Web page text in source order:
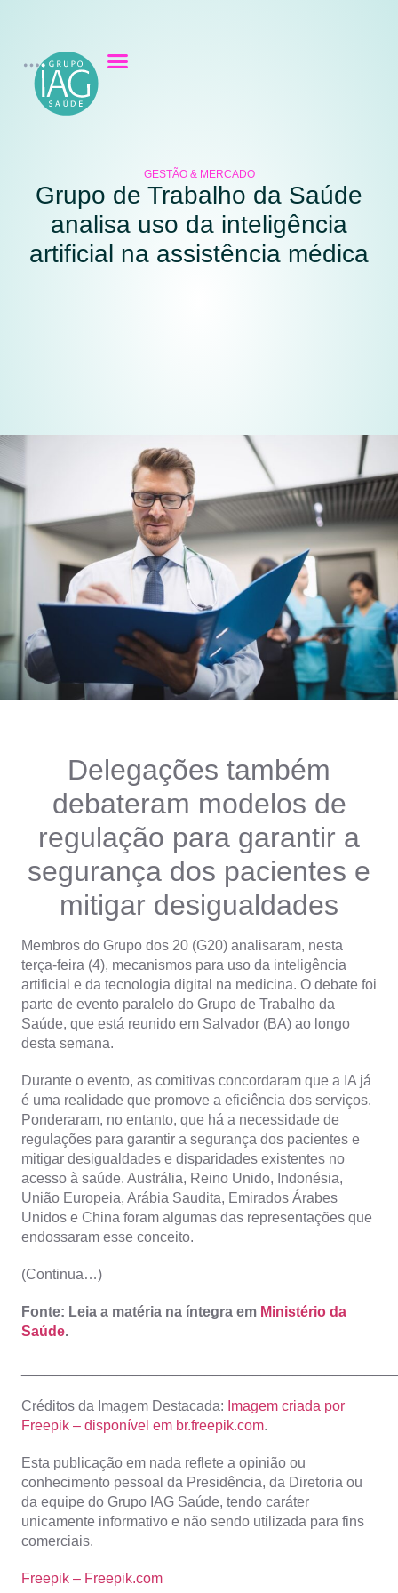
GESTÃO & MERCADO
Grupo de Trabalho da Saúde
analisa uso da inteligência
artificial na assistência médica
Delegações também
debateram modelos de
regulação para garantir a
segurança dos pacientes e
mitigar desigualdades
Membros do Grupo dos 20 (G20) analisaram, nesta
terça-feira (4), mecanismos para uso da inteligência
artificial e da tecnologia digital na medicina. O debate foi
parte de evento paralelo do Grupo de Trabalho da
Saúde, que está reunido em Salvador (BA) ao longo
desta semana.
Durante o evento, as comitivas concordaram que a IA já
é uma realidade que promove a eficiência dos serviços.
Ponderaram, no entanto, que há a necessidade de
regulações para garantir a segurança dos pacientes e
mitigar desigualdades e disparidades existentes no
acesso à saúde. Austrália, Reino Unido, Indonésia,
União Europeia, Arábia Saudita, Emirados Árabes
Unidos e China foram algumas das representações que
endossaram esse conceito.
(Continua…)
Fonte: Leia a matéria na íntegra em Ministério da
Saúde.
Créditos da Imagem Destacada: Imagem criada por
Freepik – disponível em br.freepik.com.
Esta publicação em nada reflete a opinião ou
conhecimento pessoal da Presidência, da Diretoria ou
da equipe do Grupo IAG Saúde, tendo caráter
unicamente informativo e não sendo utilizada para fins
comerciais.
Freepik – Freepik.com